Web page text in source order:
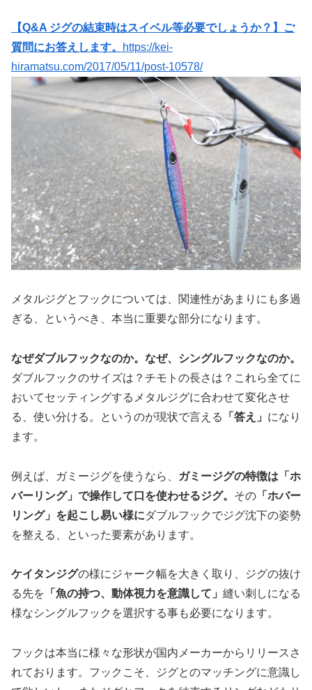
【Q&A ジグの結束時はスイベル等必要でしょうか？】ご
質問にお答えします。
https://kei-
hiramatsu.com/2017/05/11/post-10578/
メタルジグとフックについては、関連性があまりにも多過
ぎる、というべき、本当に重要な部分になります。
なぜダブルフックなのか。なぜ、シングルフックなのか。
ダブルフックのサイズは？チモトの長さは？これら全てに
おいてセッティングするメタルジグに合わせて変化させ
る、使い分ける。というのが現状で言える
「答え」 になり
ます。
例えば、ガミージグを使うなら、
ガミージグの特徴は「ホ
バーリング」で操作して口を使わせるジグ。 その 「ホバー
リング」を起こし易い様にダブルフックでジグ沈下の姿勢
を整える、といった要素があります。
ケイタンジグの様にジャーク幅を大きく取り、ジグの抜け
る先を 「魚の持つ、動体視力を意識して」 縫い刺しになる
様なシングルフックを選択する事も必要になります。
フックは本当に様々な形状が国内メーカーからリリースさ
れております。フックこそ、ジグとのマッチングに意識し